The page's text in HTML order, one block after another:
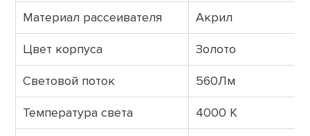
Материал рассеивателя Акрил
Цвет корпуса Золото
Световой поток 560Лм
Температура света 4000 К